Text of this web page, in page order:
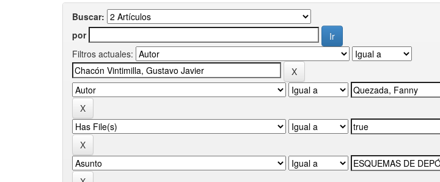
Buscar:
por
Filtros actuales: